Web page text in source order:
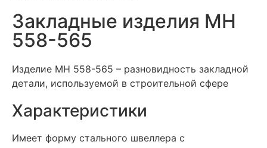
Закладные изделия МН
558-565
Изделие МН 558-565 – разновидность закладной
детали, используемой в строительной сфере
Характеристики
Имеет форму стального швеллера с